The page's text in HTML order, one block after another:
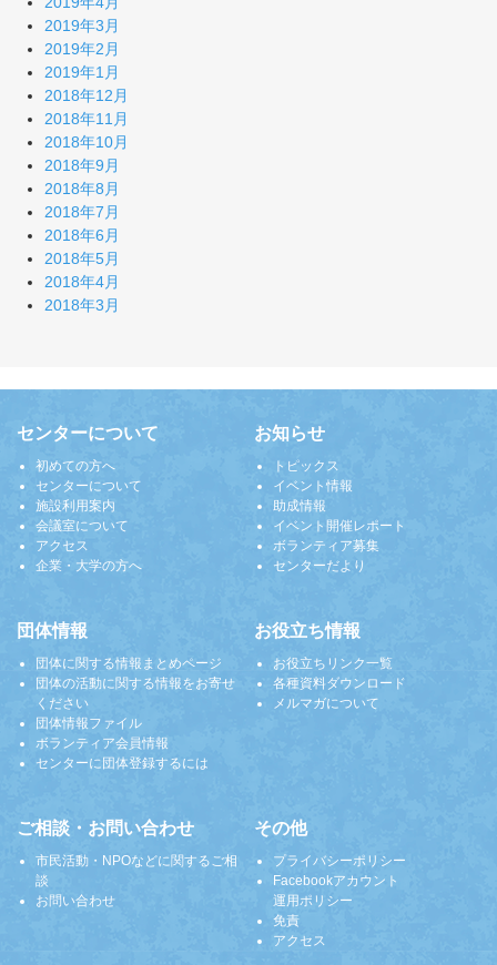
2019年3月
2019年2月
2019年1月
2018年12月
2018年11月
2018年10月
2018年9月
2018年8月
2018年7月
2018年6月
2018年5月
2018年4月
2018年3月
センターについて
初めての方へ
センターについて
施設利用案内
会議室について
アクセス
企業・大学の方へ
お知らせ
トピックス
イベント情報
助成情報
イベント開催レポート
ボランティア募集
センターだより
団体情報
団体に関する情報まとめページ
団体の活動に関する情報をお寄せ
ください
団体情報ファイル
ボランティア会員情報
センターに団体登録するには
お役立ち情報
お役立ちリンク一覧
各種資料ダウンロード
メルマガについて
ご相談・お問い合わせ
市民活動・NPOなどに関するご相
談
お問い合わせ
その他
プライバシーポリシー
Facebookアカウント
運用ポリシー
免責
アクセス